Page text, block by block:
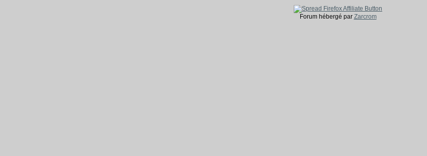
Forum hébergé par Zarcrom